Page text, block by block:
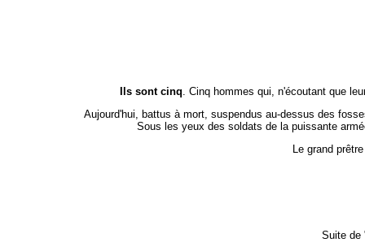
Ils sont cinq. Cinq hommes qui, n'écoutant que
Aujourd'hui, battus à mort, suspendus au-dessus des
Sous les yeux des soldats de la puissante
Le grand
Suite de